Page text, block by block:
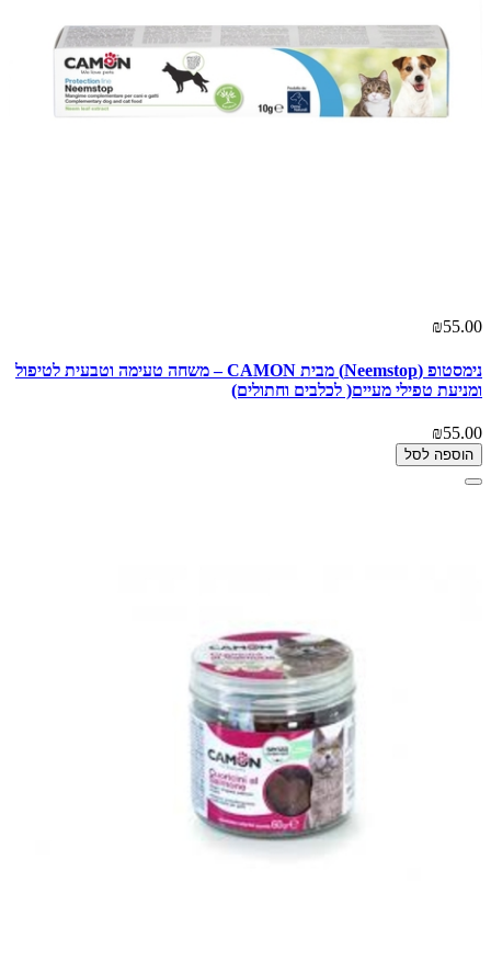
₪55.00
נימסטופ (Neemstop) מבית CAMON – משחה טעימה וטבעית לטיפול
ומניעת טפילי מעיים( לכלבים וחתולים)
₪55.00
הוספה לסל